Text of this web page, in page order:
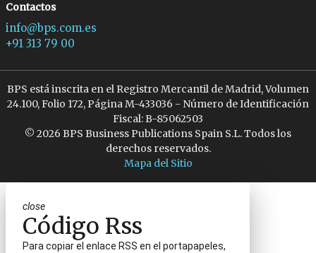
Contactos
info@bps.com.es
+91 313 79 00
BPS está inscrita en el Registro Mercantil de Madrid, Volumen
24.100, Folio 172, Página M-433036 - Número de Identificación
Fiscal: B-85062503
© 2026 BPS Business Publications Spain S.L. Todos los
derechos reservados.
Mapa del Sitio
close
Código Rss
Para copiar el enlace RSS en el portapapeles,